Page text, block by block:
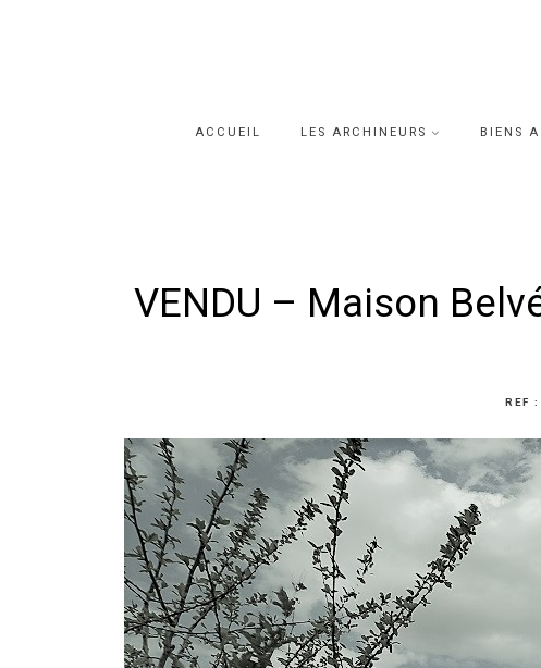
ACCUEIL LES ARCHINEURS BIENS A
VENDU – Maison
REF :